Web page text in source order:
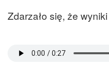
Zdarzało się, że